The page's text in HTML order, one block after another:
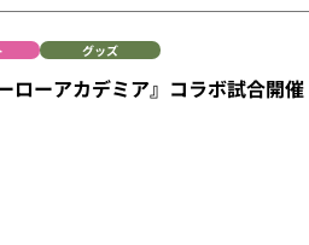
グッズ
ローアカデミア』コラボ試合開催